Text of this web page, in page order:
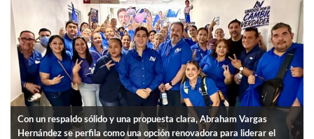
Con un respaldo sólido y una propuesta clara, Abraham Vargas
Hernández se perfila como una opción renovadora para liderar el